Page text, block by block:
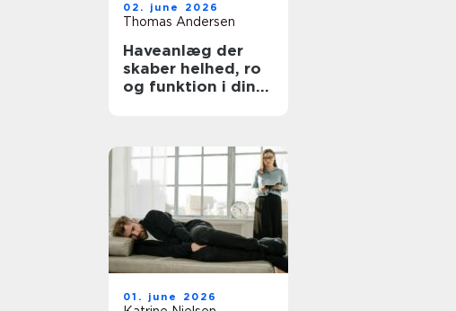
02. june 2026
Thomas Andersen
Haveanlæg der
skaber helhed, ro
og funktion i din
01. june 2026